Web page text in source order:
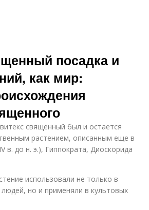
посадка и
как мир:
священный был и остается
растением, описанным еще в
в. до н. э.), Гиппократа, Диоскорида
использовали не только в
но и применяли в культовых